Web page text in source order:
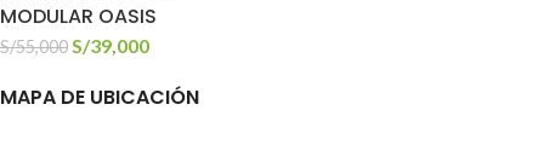
MODULAR OASIS
S/55,000 S/39,000
MAPA DE UBICACIÓN